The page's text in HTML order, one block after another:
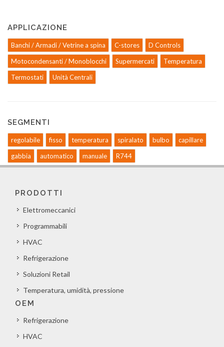
APPLICAZIONE
Banchi / Armadi / Vetrine a spina C-stores
D Controls
Motocondensanti / Monoblocchi
Supermercati
Temperatura
Termostati
Unità Centrali
SEGMENTI
regolabile fisso temperatura spiralato bulbo
capillare
gabbia
automatico manuale R744
PRODOTTI
Elettromeccanici
Programmabili
HVAC
Refrigerazione
Soluzioni Retail
Temperatura, umidità, pressione
OEM
Refrigerazione
HVAC